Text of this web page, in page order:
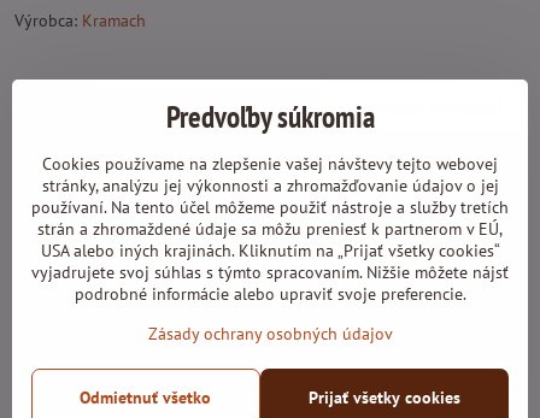
Výrobca: Kramach
Nasledujúci produkt
Prečo NAJvykurovanie.sk?
široký sortiment
overení dodávatelia
spoľahlivý prepravca
Predvoľby súkromia
Cookies používame na zlepšenie vašej návštevy tejto webovej
stránky, analýzu jej výkonnosti a zhromažďovanie údajov o jej
používaní. Na tento účel môžeme použiť nástroje a služby tretích
strán a zhromaždené údaje sa môžu preniesť k partnerom v EÚ,
USA alebo iných krajinách. Kliknutím na „Prijať všetky cookies“
vyjadrujete svoj súhlas s týmto spracovaním. Nižšie môžete nájsť
podrobné informácie alebo upraviť svoje preferencie.
Zásady ochrany osobných údajov
Prijať všetky cookies
Odmietnuť všetko